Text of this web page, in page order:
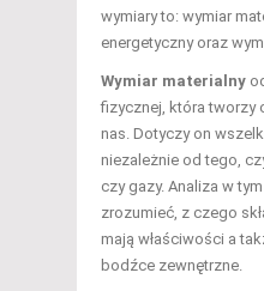
wymiary to: wymiar
energetyczny oraz
Wymiar materialny
fizycznej, która tworzy
nas. Dotyczy on
niezależnie od tego,
czy gazy. Analiza w
zrozumieć, z czego
mają właściwości a
bodźce zewnętrzne.